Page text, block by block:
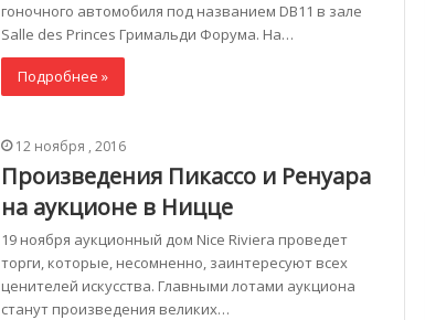
гоночного автомобиля под названием DB11 в зале
Salle des Princes Гримальди Форума. На…
Подробнее »
12 ноября , 2016
Произведения Пикассо и Ренуара
на аукционе в Ницце
19 ноября аукционный дом Nice Riviera проведет
торги, которые, несомненно, заинтересуют всех
ценителей искусства. Главными лотами аукциона
станут произведения великих…